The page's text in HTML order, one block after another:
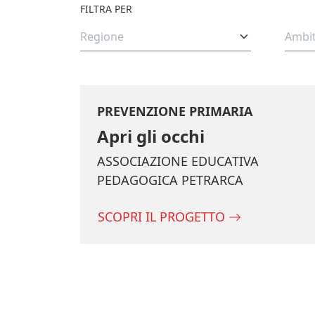
FILTRA PER
Regione
PREVENZIONE PRIMARIA
Apri gli occhi
ASSOCIAZIONE EDUCATIVA
PEDAGOGICA PETRARCA
SCOPRI IL PROGETTO